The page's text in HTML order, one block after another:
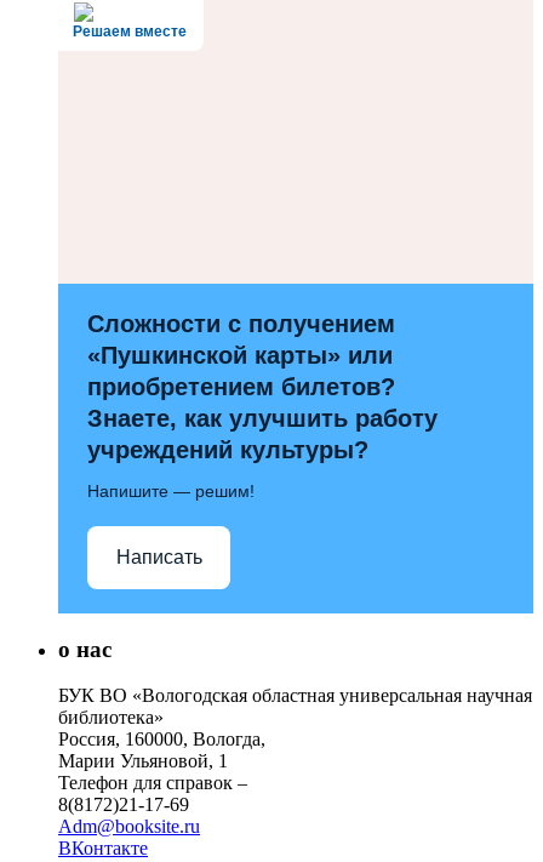
Решаем вместе
Сложности с получением
«Пушкинской карты» или
приобретением билетов?
Знаете, как улучшить работу
учреждений культуры?
Напишите — решим!
Написать
о нас
БУК ВО «Вологодская областная универсальная научная
библиотека»
Россия, 160000, Вологда,
Марии Ульяновой, 1
Телефон для справок –
8(8172)21-17-69
Adm@booksite.ru
ВКонтакте